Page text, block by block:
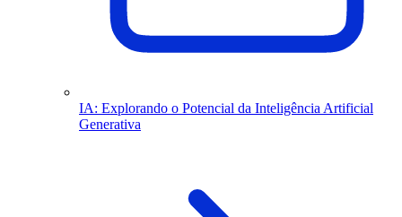
IA: Explorando o Potencial da Inteligência Artificial
Generativa